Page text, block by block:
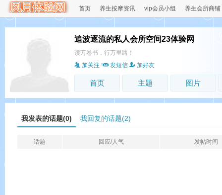
首页 养生按摩资讯 vip会员小组 养生会所商铺
追波逐流的私人会所空间23体验网
读万卷书，行万里路！
加关注
发短信 加好友
首页 主题 图片
我发表的话题(0) 我回复的话题(2)
话题 回应/人气 发帖时间